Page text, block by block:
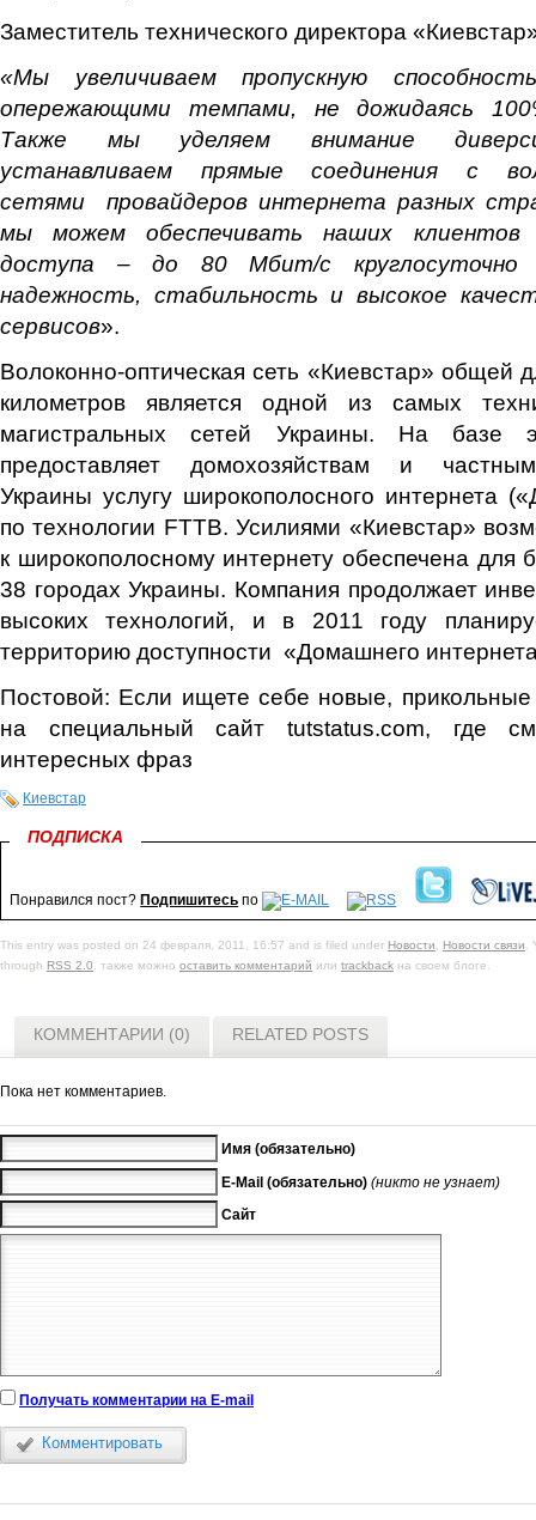
Заместитель технического директора
«Мы увеличиваем пропускную
опережающими темпами, не дожидаясь
Также мы уделяем внимание
устанавливаем прямые соединения с
сетями провайдеров интернета разных
мы можем обеспечивать наших клиентов
доступа – до 80 Мбит/с
надежность, стабильность и высокое
сервисов».
Волоконно-оптическая сеть «Киевстар» общей
километров является одной из самых
магистральных сетей Украины. На базе
предоставляет домохозяйствам и
Украины услугу широкополосного интернета
по технологии FTTB. Усилиями «Киевстар»
к широкополосному интернету обеспечена для
38 городах Украины. Компания продолжает
высоких технологий, и в 2011 году
территорию доступности «Домашнего
Постовой: Если ищете себе новые,
на специальный сайт tutstatus.com, где
интересных фраз
Киевстар
ПОДПИСКА
Понравился пост? Подпишитесь по
This entry was posted on 24 февраля, 2011, 16:57 and is filed under Новости, Новости связи.
through RSS 2.0. также можно оставить комментарий или trackback на своем блоге.
КОММЕНТАРИИ (0) RELATED POSTS
Пока нет комментариев.
Имя (обязательно)
E-Mail (обязательно) (никто не узнает)
Сайт
Получать комментарии на E-mail
Комментировать